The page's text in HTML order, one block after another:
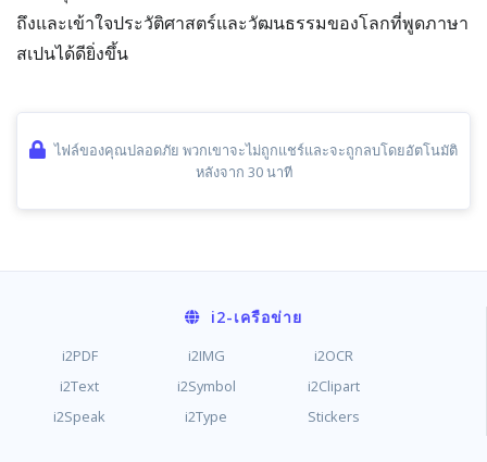
ถึงและเข้าใจประวัติศาสตร์และวัฒนธรรมของโลกที่พูดภาษา
สเปนได้ดียิ่งขึ้น
ไฟล์ของคุณปลอดภัย พวกเขาจะไม่ถูกแชร์และจะถูกลบโดยอัตโนมัติ
หลังจาก 30 นาที
i2-เครือข่าย
i2PDF i2IMG
i2OCR
i2Text
i2Symbol
i2Clipart
i2Speak
i2Type Stickers